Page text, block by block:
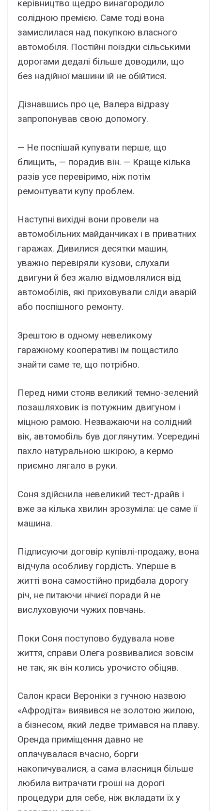
керівництво щедро винагородило
солідною премією. Саме тоді вона
замислилася над покупкою власного
автомобіля. Постійні поїздки сільськими
дорогами дедалі більше доводили, що
без надійної машини їй не обійтися.
Дізнавшись про це, Валера відразу
запропонував свою допомогу.
— Не поспішай купувати перше, що
блищить, — порадив він. — Краще кілька
разів усе перевіримо, ніж потім
ремонтувати купу проблем.
Наступні вихідні вони провели на
автомобільних майданчиках і в приватних
гаражах. Дивилися десятки машин,
уважно перевіряли кузови, слухали
двигуни й без жалю відмовлялися від
автомобілів, які приховували сліди аварій
або поспішного ремонту.
Зрештою в одному невеликому
гаражному кооперативі їм пощастило
знайти саме те, що потрібно.
Перед ними стояв великий темно-зелений
позашляховик із потужним двигуном і
міцною рамою. Незважаючи на солідний
вік, автомобіль був доглянутим. Усередині
пахло натуральною шкірою, а кермо
приємно лягало в руки.
Соня здійснила невеликий тест-драйв і
вже за кілька хвилин зрозуміла: це саме її
машина.
Підписуючи договір купівлі-продажу, вона
відчула особливу гордість. Уперше в
житті вона самостійно придбала дорогу
річ, не питаючи нічиєї поради й не
вислуховуючи чужих повчань.
Поки Соня поступово будувала нове
життя, справи Олега розвивалися зовсім
не так, як він колись урочисто обіцяв.
Салон краси Вероніки з гучною назвою
«Афродіта» виявився не золотою жилою,
а бізнесом, який ледве тримався на плаву.
Оренда приміщення давно не
оплачувалася вчасно, борги
накопичувалися, а сама власниця більше
любила витрачати гроші на дорогі
процедури для себе, ніж вкладати їх у